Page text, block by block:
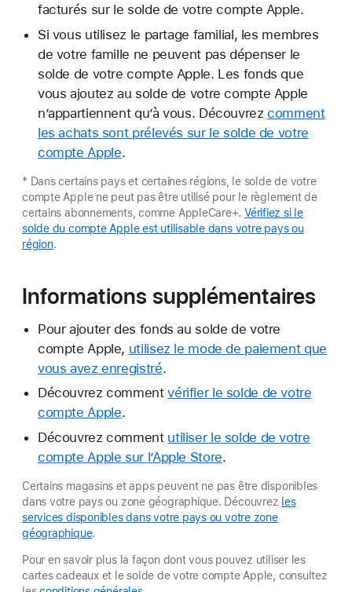
facturés sur le solde de votre compte Apple.
Si vous utilisez le partage familial, les membres
de votre famille ne peuvent pas dépenser le
solde de votre compte Apple. Les fonds que
vous ajoutez au solde de votre compte Apple
n’appartiennent qu’à vous. Découvrezcomment
les achats sont prélevés sur le solde de votre
compte Apple.
* Dans certains pays et certaines régions, le solde de votre
compte Apple ne peut pas être utilisé pour le règlement de
certains abonnements, comme AppleCare+.Vérifiez si le
solde du compte Apple est utilisable dans votre pays ou
région.
Informations supplémentaires
Pour ajouter des fonds au solde de votre
compte Apple, utilisez le mode de paiement que
vous avez enregistré.
Découvrez commentvérifier le solde de votre
compte Apple.
Découvrez comment utiliser le solde de votre
compte Apple sur l’Apple Store.
Certains magasins et apps peuvent ne pas être disponibles
dans votre pays ou zone géographique. Découvrez les
services disponibles dans votre pays ou votre zone
géographique.
Pour en savoir plus la façon dont vous pouvez utiliser les
cartes cadeaux et le solde de votre compte Apple, consultez